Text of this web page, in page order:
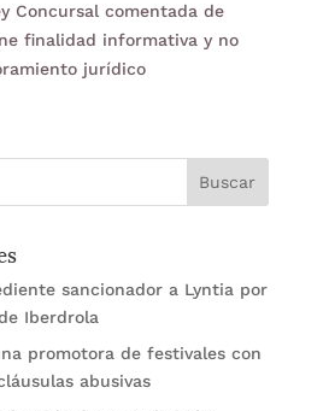
Concursal comentada de
finalidad informativa y no
jurídico
sancionador a Lyntia por
Iberdrola
promotora de festivales con
abusivas